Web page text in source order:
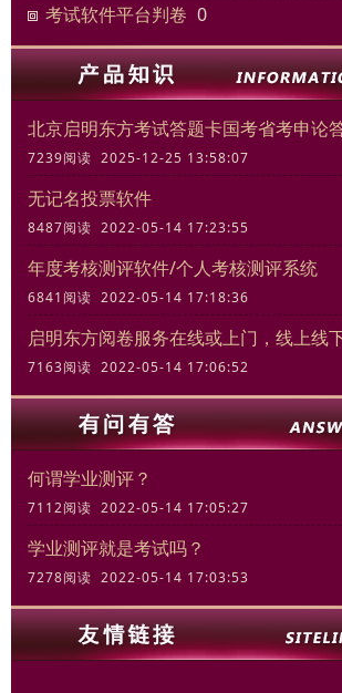
考试软件平台判卷 0
7239阅读 2025-12-25 13:58:07
无记名投票软件
8487阅读 2022-05-14 17:23:55
年度考核测评软件/个人考核测评系统
6841阅读 2022-05-14 17:18:36
7163阅读 2022-05-14 17:06:52
何谓学业测评？
7112阅读 2022-05-14 17:05:27
学业测评就是考试吗？
7278阅读 2022-05-14 17:03:53